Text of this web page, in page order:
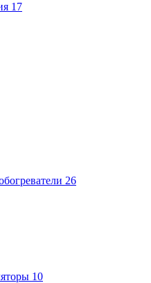
17
26
10